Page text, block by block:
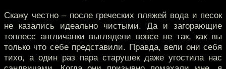
Скажу честно – после греческих пляжей вода и песок
не казались идеально чистыми. Да и загорающие
топлесс англичанки выглядели вовсе не так, как вы
только что себе представили. Правда, вели они себя
тихо, а один раз пара старушек даже угостила нас